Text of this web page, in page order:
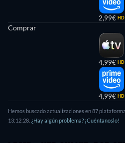
2,99€ HD
Comprar
4,99€ HD
4,99€ HD
Hemos buscado actualizaciones en87
13:12:28 ¿Hay algún problema? ¡Cuéntanoslo!